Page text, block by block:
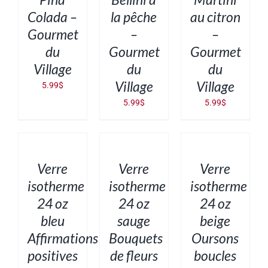
Colada –
Gourmet
du
Village
5.99$
la pêche
–
Gourmet
du
Village
5.99$
au citron
–
Gourmet
du
Village
5.99$
DÉTAILSVerre
isotherme
24 oz
bleu
Affirmations
positives
DÉTAILSVerre
isotherme
24 oz
sauge
Bouquets
de fleurs
DÉTAILSVerre
isotherme
24 oz
beige
Oursons
boucles